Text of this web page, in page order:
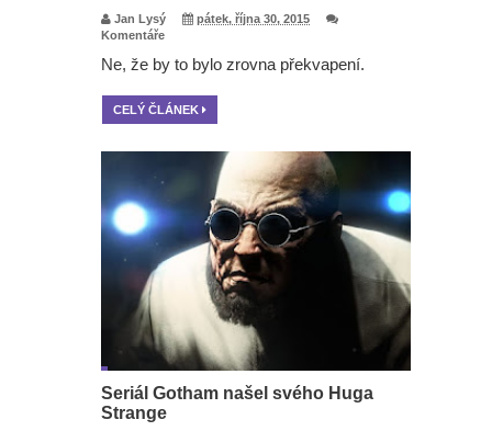
Jan Lysý
pátek, října 30, 2015
Komentáře
Ne, že by to bylo zrovna překvapení.
CELÝ ČLÁNEK
Seriál Gotham našel svého Huga
Strange